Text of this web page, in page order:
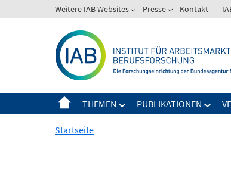
zum
Weitere IAB Websites Presse Kontakt
THEMEN PUBLIKATIONEN
Startseite